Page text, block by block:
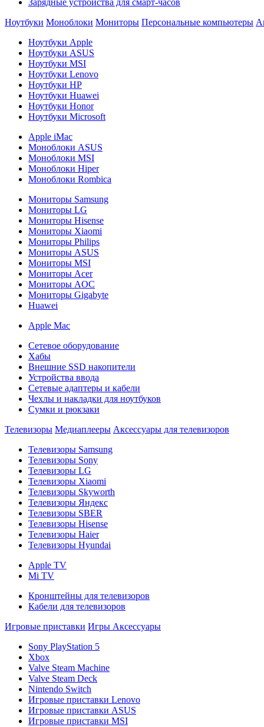
Зарядные устройства для смарт-часов
Ноутбуки Моноблоки Мониторы Персональные компьютеры
Ноутбуки Apple
Ноутбуки ASUS
Ноутбуки MSI
Ноутбуки Lenovo
Ноутбуки HP
Ноутбуки Huawei
Ноутбуки Honor
Ноутбуки Microsoft
Apple iMac
Моноблоки ASUS
Моноблоки MSI
Моноблоки Hiper
Моноблоки Rombica
Мониторы Samsung
Мониторы LG
Мониторы Hisense
Мониторы Xiaomi
Мониторы Philips
Мониторы ASUS
Мониторы MSI
Мониторы Acer
Мониторы AOC
Мониторы Gigabyte
Huawei
Apple Mac
Сетевое оборудование
Хабы
Внешние SSD накопители
Устройства ввода
Сетевые адаптеры и кабели
Чехлы и накладки для ноутбуков
Сумки и рюкзаки
Телевизоры Медиаплееры Аксессуары для телевизоров
Телевизоры Samsung
Телевизоры Sony
Телевизоры LG
Телевизоры Xiaomi
Телевизоры Skyworth
Телевизоры Яндекс
Телевизоры SBER
Телевизоры Hisense
Телевизоры Haier
Телевизоры Hyundai
Apple TV
Mi TV
Кронштейны для телевизоров
Кабели для телевизоров
Игровые приставки Игры Аксессуары
Sony PlayStation 5
Xbox
Valve Steam Machine
Valve Steam Deck
Nintendo Switch
Игровые приставки Lenovo
Игровые приставки ASUS
Игровые приставки MSI